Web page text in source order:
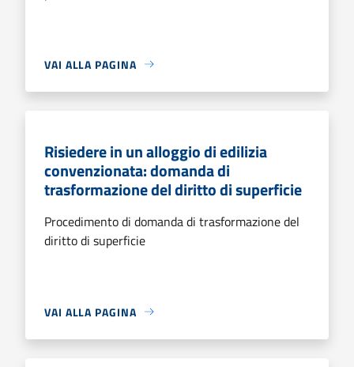
VAI ALLA PAGINA
Risiedere in un alloggio di edilizia
convenzionata: domanda di
trasformazione del diritto di superficie
Procedimento di domanda di trasformazione del
diritto di superficie
VAI ALLA PAGINA